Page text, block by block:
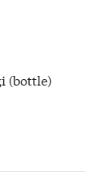
(bottle)